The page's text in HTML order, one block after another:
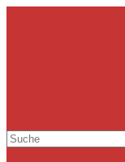
Suche